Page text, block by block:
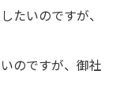
たいのですが、
のですが、御社